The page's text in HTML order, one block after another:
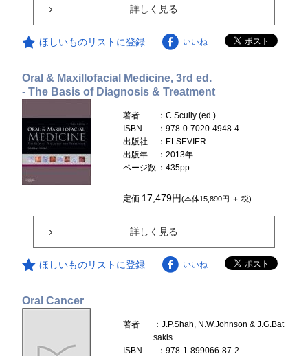
詳しく見る
ほしいものリストに登録 いいね
Oral & Maxillofacial Medicine, 3rd ed.
- The Basis of Diagnosis & Treatment
著者
：C.Scully (ed.)
ISBN
：978-0-7020-4948-4
出版社
：ELSEVIER
出版年
：2013年
ページ数 ：435pp.
定価 17,479円(本体15,890円 ＋ 税)
詳しく見る
ほしいものリストに登録 いいね
Oral Cancer
著者
：J.P.Shah, N.W.Johnson & J.G.Bat
sakis
ISBN
：978-1-899066-87-2